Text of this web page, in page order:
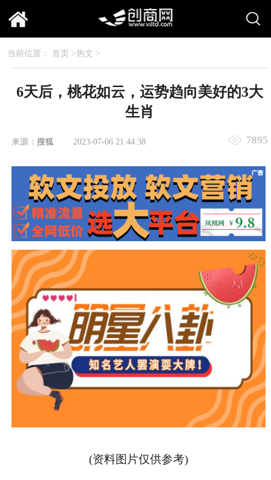
当前位置： 首页 >热文 >
6天后，桃花如云，运势趋向美好的3大
生肖
来源： 搜狐 2023-07-06 21:44:38 7895
(资料图片仅供参考)